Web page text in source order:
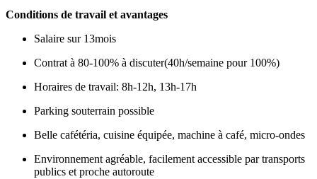
Conditions de travail et avantages
Salaire sur 13mois
Contrat à 80-100% à discuter(40h/semaine pour 100%)
Horaires de travail: 8h-12h, 13h-17h
Parking souterrain possible
Belle cafétéria, cuisine équipée, machine à café, micro-ondes
Environnement agréable, facilement accessible par transports
publics et proche autoroute